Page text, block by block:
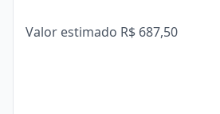
Valor estimado R$ 687,50